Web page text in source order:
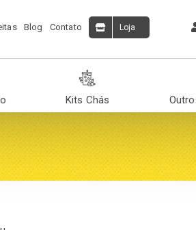
Blog Contato Loja
Kits Chás